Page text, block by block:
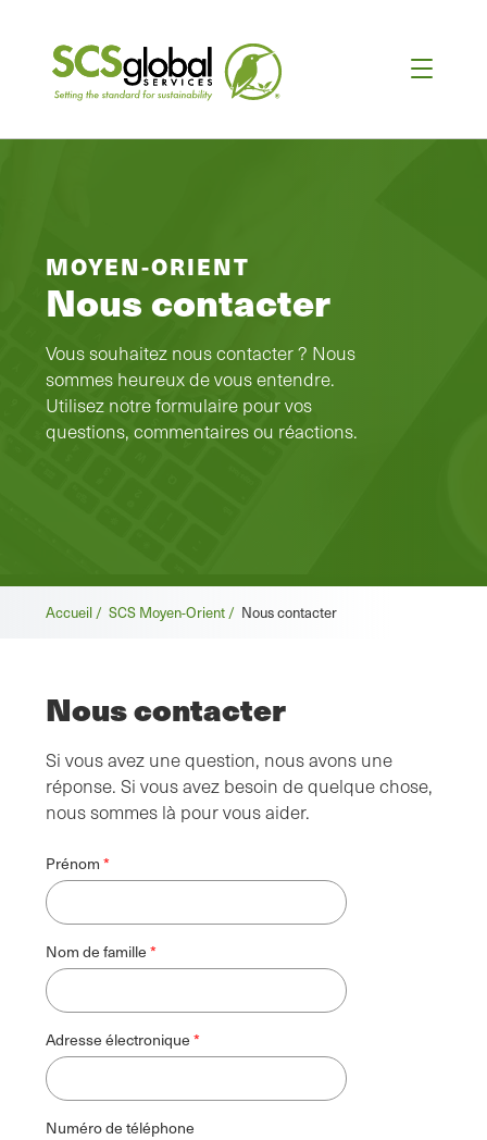
MOYEN-ORIENT
Nous contacter
Vous souhaitez nous contacter ? Nous
sommes heureux de vous entendre.
Utilisez notre formulaire pour vos
questions, commentaires ou réactions.
Fil
Accueil / SCS Moyen-Orient / Nous contacter
Nous contacter
Si vous avez une question, nous avons une
réponse. Si vous avez besoin de quelque chose,
nous sommes là pour vous aider.
Prénom
Nom de famille
Adresse électronique
Numéro de téléphone